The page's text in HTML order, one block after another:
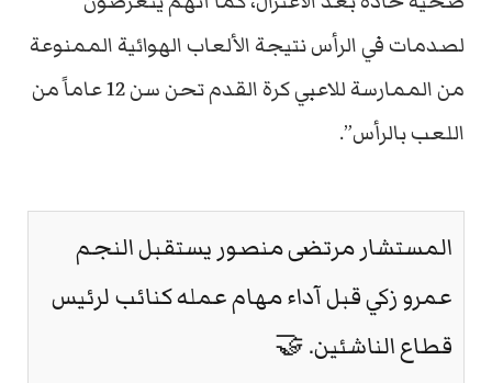
لصدمات في الرأس نتيجة الألعاب الهوائية الممنوعة
من الممارسة للاعبي كرة القدم تحن سن 12 عاماً من
اللعب بالرأس”.
المستشار مرتضى منصور يستقبل النجم
عمرو زكي قبل آداء مهام عمله كنائب لرئيس
قطاع الناشئين. 🤝